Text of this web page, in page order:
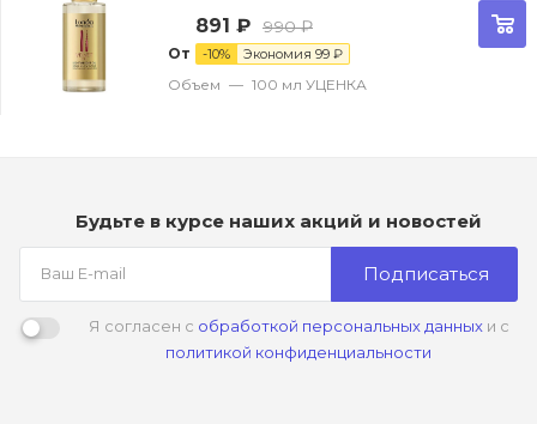
От
891 ₽ 990₽
-10% Экономия 99 ₽
Объем — 100 мл УЦЕНКА
Будьте в курсе наших акций и новостей
Подписаться
Я согласен с обработкой персональных данныхи с
политикой конфиденциальности